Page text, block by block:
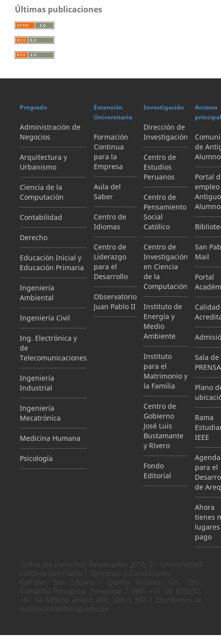
Últimas publicaciones
Pregrado
Administración de
Negocios
Arquitectura y
Urbanismo
Ciencia de la
Computación
Contabilidad
Derecho
Educación Inicial y
Educación Primaria
Ingeniería
Ambiental
Ingeniería Civil
Ing. Electrónica y
de
Telecomunicaciones
Ingeniería
Industrial
Ingeniería
Mecatrónica
Medicina Humana
Psicología
Extensión
Universitaria
Formación
Continua
para la
Empresa
Aula del
Saber
Centro de
Idiomas
Centro de
Liderazgo
para el
Desarrollo
Observatorio
Juan Pablo II
Investigación
Dirección de
Investigación
Centro de
Estudios
Peruanos
Centro de
Pensamiento
Social
Católico
Centro de
Investigación
en Ciencia
de la
Computación
Instituto de
Energía y
Medio
Ambiente
Instituto
para el
Matrimonio y
la Familia
Centro de
Gobierno
José Luis
Bustamante
y Rivero
Fondo
Editorial
Accesos
de
Portal
empleo
San
Mail
Portal
Sala de
PRENSA
Plano
Rama
IEEE
Agenda
para el
de
Ahora
tienes
pago